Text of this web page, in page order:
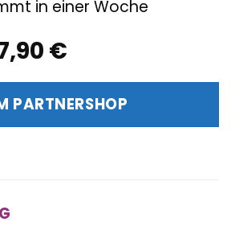
€
€Aktueller
ist:
47,90 €.
in einer Woche
PARTNERSHOP